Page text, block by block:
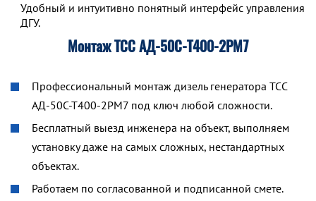
Удобный и интуитивно понятный интерфейс управления
ДГУ.
Монтаж ТСС АД-50С-Т400-2РМ7
Профессиональный монтаж дизель генератора ТСС
АД-50С-Т400-2РМ7 под ключ любой сложности.
Бесплатный выезд инженера на объект, выполняем
установку даже на самых сложных, нестандартных
объектах.
Работаем по согласованной и подписанной смете.